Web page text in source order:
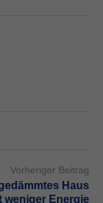
Vorheriger Beitrag
Haus
weniger Energie